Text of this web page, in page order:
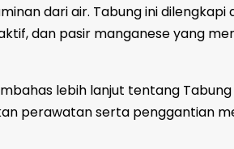
dari air. Tabung ini dilengkapi
dan pasir manganese yang
lebih lanjut tentang Tabung
perawatan serta penggantian